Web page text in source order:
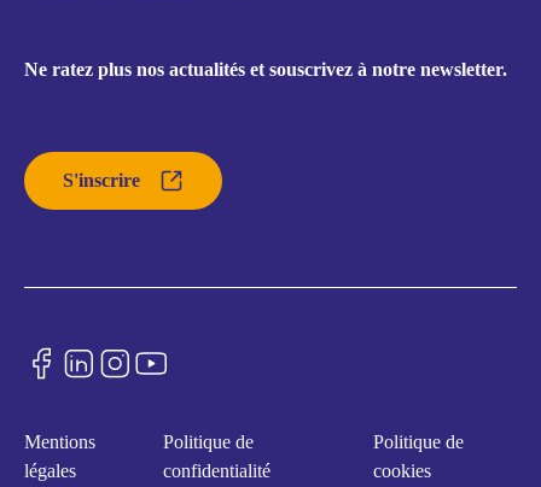
Ne ratez plus nos actualités et souscrivez à notre newsletter.
S'inscrire
Mentions
légales
Politique de
confidentialité
Politique de
cookies